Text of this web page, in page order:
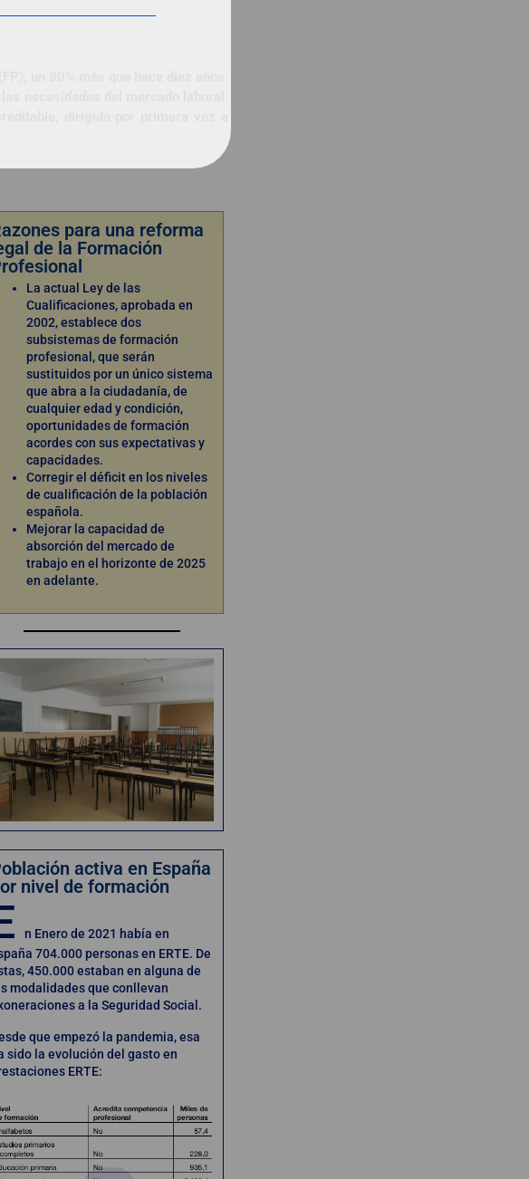
un 80% más que hace diez años.
necesidades del mercado laboral.
dirigida por primera vez a
para una reforma
de la Formación
La actual Ley de las
Cualificaciones, aprobada en
2002, establece dos
subsistemas de formación
profesional, que serán
sustituidos por un único sistema
que abra a la ciudadanía, de
cualquier edad y condición,
oportunidades de formación
acordes con sus expectativas y
capacidades.
Corregir el déficit en los niveles
de cualificación de la población
española.
Mejorar la capacidad de
absorción del mercado de
trabajo en el horizonte de 2025
en adelante.
activa en España
nivel de formación
n Enero de 2021 había en
704.000 personas en ERTE. De
450.000 estaban en alguna de
modalidades que conllevan
a la Seguridad Social.
que empezó la pandemia, esa
sido la evolución del gasto en
ERTE: